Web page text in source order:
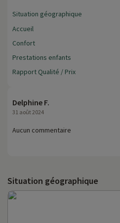
Situation géographique
Accueil
Confort
Prestations enfants
Rapport Qualité / Prix
Delphine F.
31 août 2024
Aucun commentaire
Situation géographique